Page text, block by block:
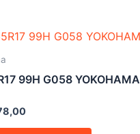
99H G058 YOKOHAMA